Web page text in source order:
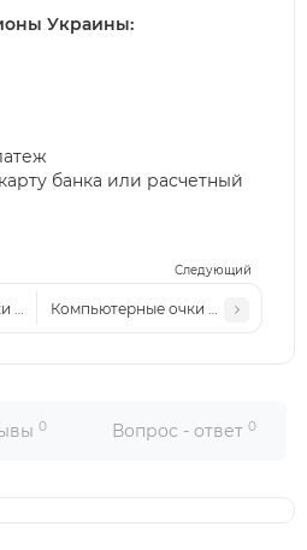
Следующий
(хамелеон) Ch h 2271 с3 сталь-черные
Компьютерные очки (хамелеон)
Украины:
банка или расчетный
0 Вопрос - ответ 0